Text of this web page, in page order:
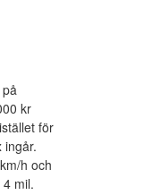
kr
för
ingår.
h och
mil.